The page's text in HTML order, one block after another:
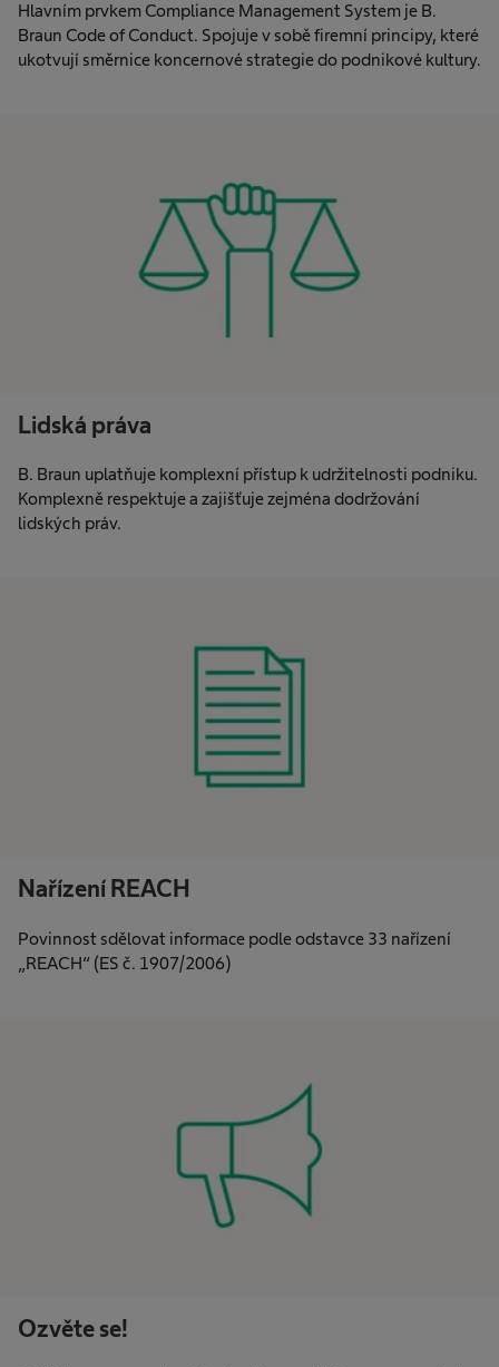
Hlavním prvkem Compliance Management System je B.
Braun Code of Conduct. Spojuje v sobě firemní principy, které
ukotvují směrnice koncernové strategie do podnikové kultury.
Lidská práva
B. Braun uplatňuje komplexní přístup k udržitelnosti podniku.
Komplexně respektuje a zajišťuje zejména dodržování
lidských práv.
Nařízení REACH
Povinnost sdělovat informace podle odstavce 33 nařízení
„REACH“ (ES č. 1907/2006)
Ozvěte se!